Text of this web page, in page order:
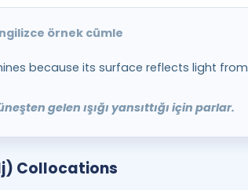
örnek cümle
because its surface reflects light from
gelen ışığı yansıttığı için parlar.
Collocations